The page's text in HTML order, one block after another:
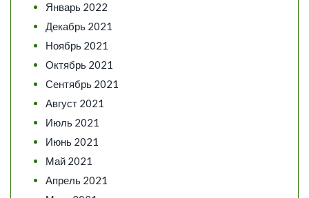
Январь 2022
Декабрь 2021
Ноябрь 2021
Октябрь 2021
Сентябрь 2021
Август 2021
Июль 2021
Июнь 2021
Май 2021
Апрель 2021